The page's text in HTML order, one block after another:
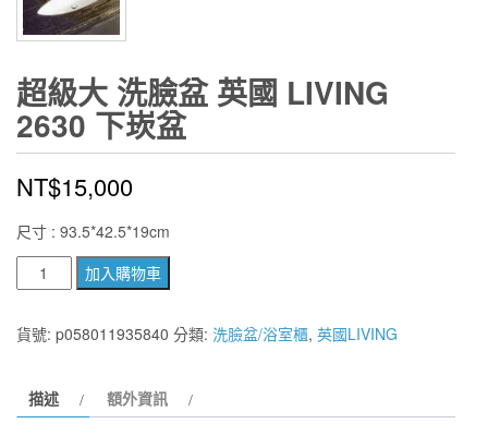
超級大 洗臉盆 英國 LIVING
2630 下崁盆
NT$15,000
尺寸 : 93.5*42.5*19cm
級
大
洗
盆
加入購物車
貨號: p058011935840 分類: 洗臉盆/浴室櫃, 英國LIVING
描述 額外資訊